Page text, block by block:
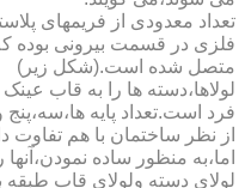
تعداد معدودی از فریمهای
فلزی در قسمت بیرونی بوده که
متصل شده است.(شکل زیر)
لولاها،دسته ها را به قاب
فرد است.تعداد پایه
از نظر ساختمان با هم تفاوت
اما،به منظور ساده
لولای دسته ولولای قاب طبقه